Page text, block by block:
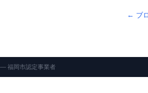
← ブ
福岡市認定事業者